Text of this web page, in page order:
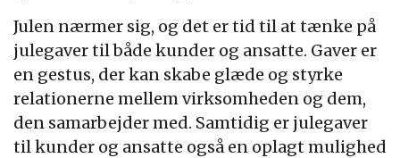
Julen nærmer sig, og det er tid til at tænke på
julegaver til både kunder og ansatte. Gaver er
en gestus, der kan skabe glæde og styrke
relationerne mellem virksomheden og dem,
den samarbejder med. Samtidig er julegaver
til kunder og ansatte også en oplagt mulighed